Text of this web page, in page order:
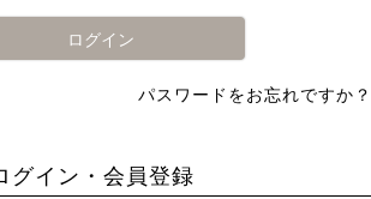
ログイン
パスワードをお忘れですか？
グイン・会員登録